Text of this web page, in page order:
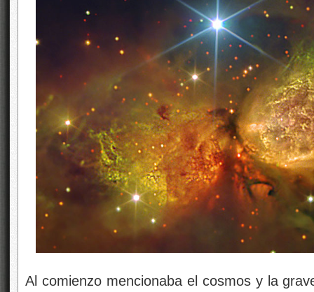
Al comienzo mencionaba el cosmos y la